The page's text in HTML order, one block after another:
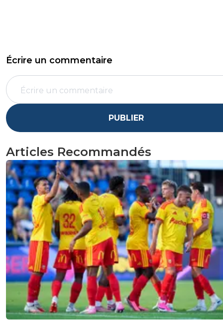
Écrire un commentaire
PUBLIER
Articles Recommandés